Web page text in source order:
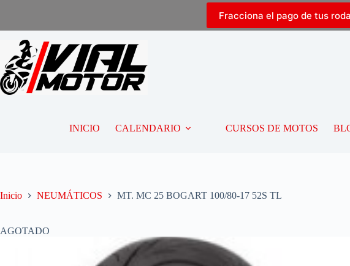
Fracciona el pago de tus
INICIO CALENDARIO CURSOS DE MOTOS
Inicio NEUMÁTICOS MT. MC 25 BOGART 100/80-17 52S TL
AGOTADO